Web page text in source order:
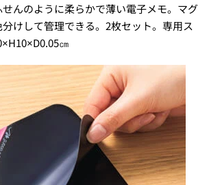
んのように柔らかで薄い電子メモ。マグ
けして管理できる。2枚セット。専用ス
㎝